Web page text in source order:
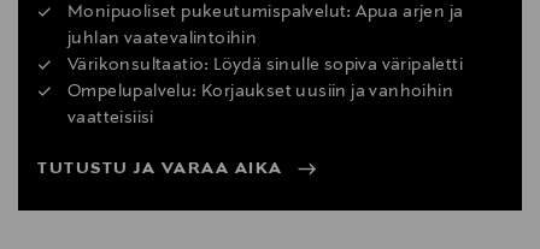
Monipuoliset pukeutumispalvelut: Apua arjen ja
juhlan vaatevalintoihin
Värikonsultaatio: Löydä sinulle sopiva väripaletti
Ompelupalvelu: Korjaukset uusiin ja vanhoihin
vaatteisiisi
TUTUSTU JA VARAA AIKA